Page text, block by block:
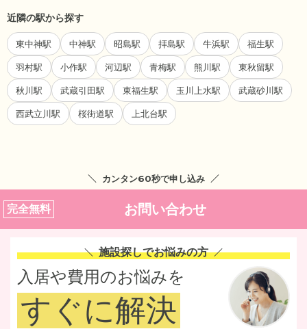
近隣の駅から探す
東中神駅 中神駅 昭島駅 拝島駅 牛浜駅 福生駅
羽村駅 小作駅 河辺駅 青梅駅 熊川駅 東秋留駅
秋川駅 武蔵引田駅 東福生駅 玉川上水駅 武蔵砂川駅
西武立川駅 桜街道駅 上北台駅
カンタン60秒で申し込み
完全無料 お問い合わせ
施設探しでお悩みの方
入居や費用のお悩みを
すぐに解決